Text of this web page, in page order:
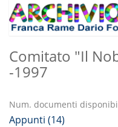
Comitato "Il
-1997
Num. documenti
Appunti (14)